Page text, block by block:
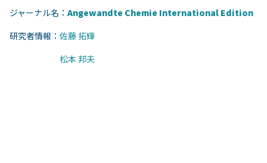
ジャーナル名： Angewandte Chemie International Edition
研究者情報： 佐藤 拓輝
松本 邦夫